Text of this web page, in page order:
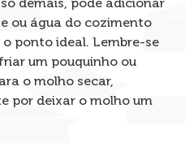
ou água do cozimento
ponto ideal. Lembre-se
um pouquinho ou
o molho secar,
por deixar o molho um